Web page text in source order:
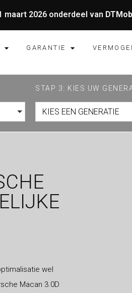
maart 2026 onderdeel van
GARANTIE
STAP 3: KIES UW
KIES EEN GENERATIE
wel
Macan 3.0D